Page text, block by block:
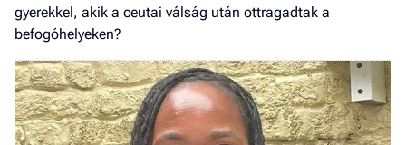
gyerekkel, akik a ceutai válság után ottragadtak a
befogóhelyeken?